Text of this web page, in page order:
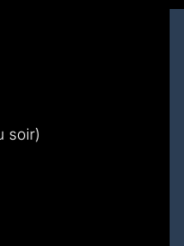
soir)